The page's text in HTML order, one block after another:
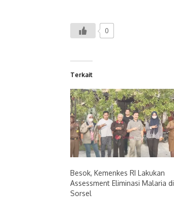
0
Terkait
Besok, Kemenkes RI Lakukan
Assessment Eliminasi Malaria di
Sorsel